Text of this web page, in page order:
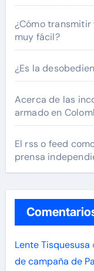
¿Cómo
muy fácil?
¿Es la
Acerca de las
armado en
El rss o feed
prensa
Lente Tisquesusa
de campaña de